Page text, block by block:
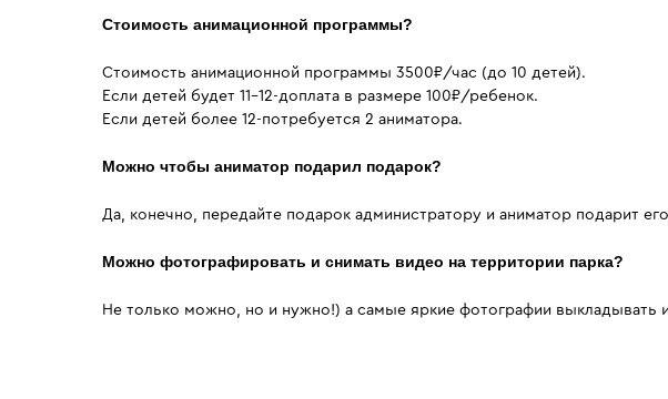
Стоимость анимационной программы?
Стоимость анимационной программы 3500₽/час (до 10 детей).
Если детей будет 11-12-доплата в размере 100₽/ребенок.
Если детей более 12-потребуется 2 аниматора.
Можно чтобы аниматор подарил подарок?
Да, конечно, передайте подарок администратору и аниматор подарит
Можно фотографировать и снимать видео на территории парка?
Не только можно, но и нужно!) а самые яркие фотографии выкладывать